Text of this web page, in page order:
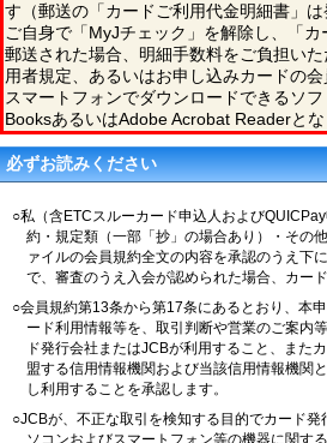
す（郵送の「カードご利用代金明細書」
ご自身で「MyJチェック」を解除し、「
郵送された場合、明細手数料をご負担い
用者規定、あるいはお申し込みカードの会
スマートフォンでダウンロードできるソ
BooksあるいはAdobe Acrobat Readerとな
必ずお読みください
○私（含ETCスルーカード申込人および
約・規定類（一部「抄」の場合あり）・その
ァイルの会員規約全文の内容を承認のうえ下
で、審査のうえ入会が認められた場合、カー
○会員規約第13条から第17条にあるとおり、本
ード利用情報等を、取引判断や営業のご案内
ド発行会社またはJCBが利用すること、また
盟する信用情報機関および当該信用情報機関
し利用することを承認します。
○JCBが、不正な取引を検知する目的でカード
ソコンおよびスマートフォン等の機器に関す